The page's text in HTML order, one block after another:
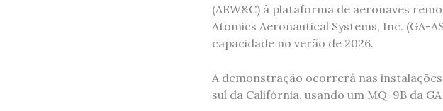
(AEW&C) à plataforma de aeronaves
Atomics Aeronautical Systems, Inc. (GA-
capacidade no verão de 2026.
A demonstração ocorrerá nas
sul da Califórnia, usando um MQ-9B da